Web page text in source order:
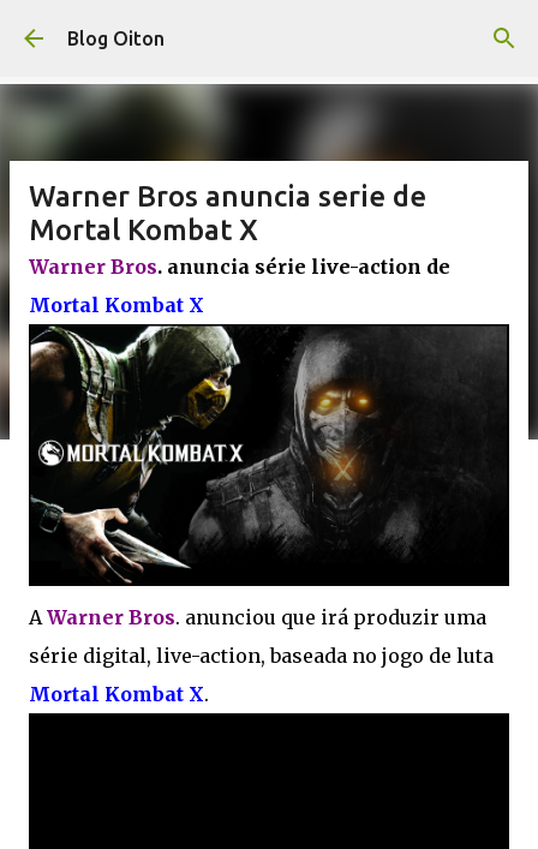
Pular para o conteúdo principal
Blog Oiton
Warner Bros anuncia serie de
Mortal Kombat X
Warner Bros. anuncia série live-action de
Mortal Kombat X
AWarner Bros. anunciou que irá produzir uma
série digital, live-action, baseada no jogo de luta
Mortal Kombat X.